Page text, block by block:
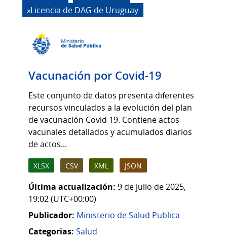
Licencia de DAG de Uruguay
Vacunación por Covid-19
Este conjunto de datos presenta diferentes
recursos vinculados a la evolución del plan
de vacunación Covid 19. Contiene actos
vacunales detallados y acumulados diarios
de actos...
XLSX CSV XML JSON
Última actualización: 9 de julio de 2025,
19:02 (UTC+00:00)
Publicador: Ministerio de Salud Publica
Categorias: Salud